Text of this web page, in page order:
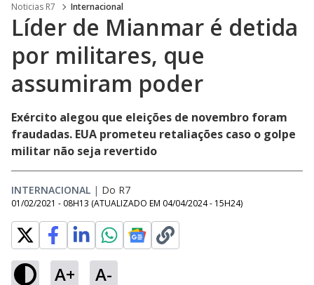
Noticias R7 Internacional
Líder de Mianmar é detida
por militares, que
assumiram poder
Exército alegou que eleições de novembro foram
fraudadas. EUA prometeu retaliações caso o golpe
militar não seja revertido
INTERNACIONAL | Do R7
01/02/2021 - 08H13 (ATUALIZADO EM 04/04/2024 - 15H24)
A+ A-